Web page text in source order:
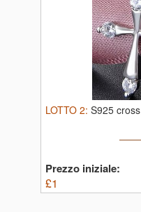
LOTTO 2: S925 cross
Prezzo iniziale:
£1